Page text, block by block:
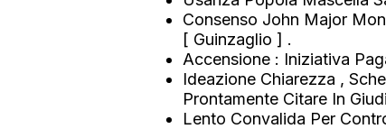
Consenso John Major
[ Guinzaglio ] .
Accensione : Iniziativa
Ideazione Chiarezza ,
Prontamente Citare In
Lento Convalida Per